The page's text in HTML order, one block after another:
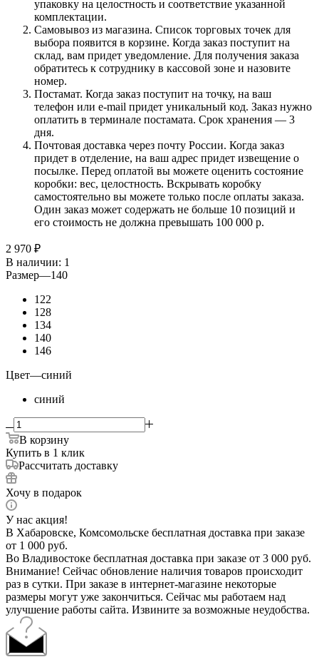
упаковку на целостность и соответствие указанной
комплектации.
Самовывоз из магазина. Список торговых точек для
выбора появится в корзине. Когда заказ поступит на
склад, вам придет уведомление. Для получения заказа
обратитесь к сотруднику в кассовой зоне и назовите
номер.
Постамат. Когда заказ поступит на точку, на ваш
телефон или e-mail придет уникальный код. Заказ нужно
оплатить в терминале постамата. Срок хранения — 3
дня.
Почтовая доставка через почту России. Когда заказ
придет в отделение, на ваш адрес придет извещение о
посылке. Перед оплатой вы можете оценить состояние
коробки: вес, целостность. Вскрывать коробку
самостоятельно вы можете только после оплаты заказа.
Один заказ может содержать не больше 10 позиций и
его стоимость не должна превышать 100 000 р.
2 970 ₽
В наличии: 1
Размер—140
122
128
134
140
146
Цвет—синий
синий
В корзину
Купить в 1 клик
Рассчитать доставку
Хочу в подарок
У нас акция!
В Хабаровске, Комсомольске бесплатная доставка при заказе
от 1 000 руб.
Во Владивостоке бесплатная доставка при заказе от 3 000 руб.
Внимание! Сейчас обновление наличия товаров происходит
раз в сутки. При заказе в интернет-магазине некоторые
размеры могут уже закончиться. Сейчас мы работаем над
улучшение работы сайта. Извините за возможные неудобства.